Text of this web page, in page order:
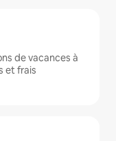
de vacances à
et frais